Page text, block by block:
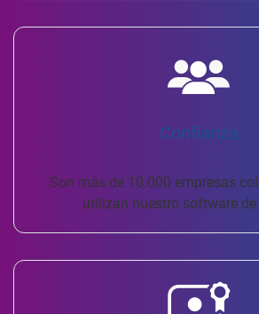
Confianza
Son más de 10.000 empresas
utilizan nuestro software